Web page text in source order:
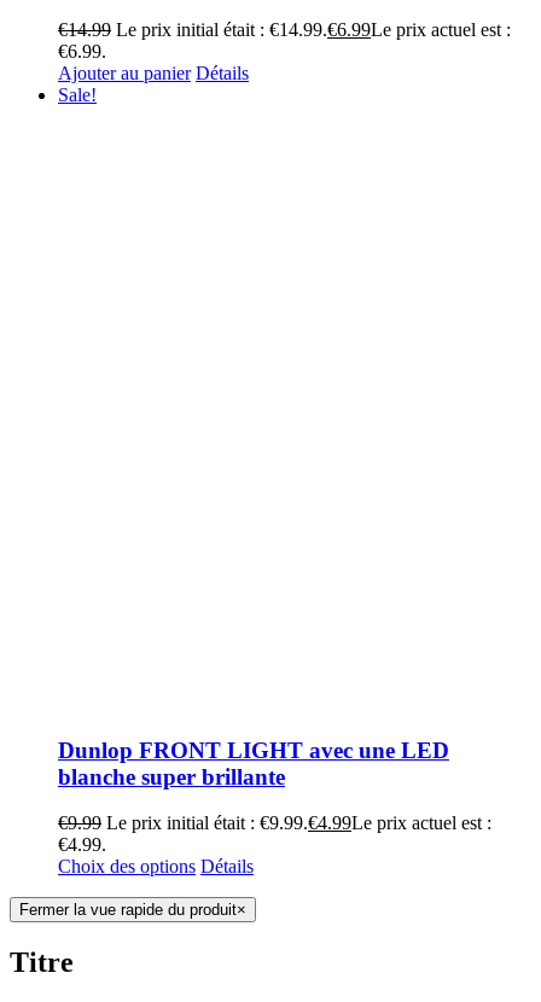
€14.99 Le prix initial était : €14.99.€6.99Le prix actuel est :
€6.99.
Ajouter au panier Détails
Sale!
Dunlop FRONT LIGHT avec une LED
blanche super brillante
€9.99 Le prix initial était : €9.99.€4.99Le prix actuel est :
€4.99.
Choix des options Détails
Fermer la vue rapide du produit×
Titre